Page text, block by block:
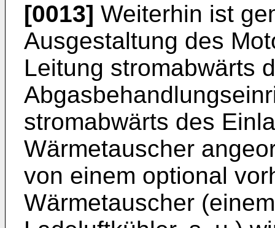
[0013] Weiterhin ist
Ausgestaltung des
Leitung stromabwärts
stromabwärts des
Wärmetauscher
von einem optional
Wärmetauscher